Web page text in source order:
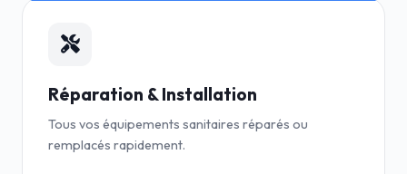
Réparation & Installation
Tous vos équipements sanitaires réparés ou
remplacés rapidement.